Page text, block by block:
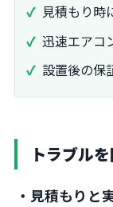
見積もり時
迅速エアコ
設置後の保
トラブル
・見積もりと